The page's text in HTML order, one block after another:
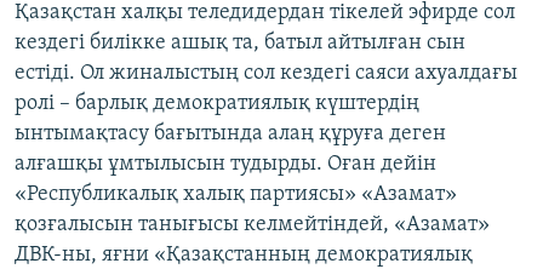
Қазақстан халқы теледидердан тікелей эфирде сол
кездегі билікке ашық та, батыл айтылған сын
естіді. Ол жиналыстың сол кездегі саяси ахуалдағы
ролі – барлық демократиялық күштердің
ынтымақтасу бағытында алаң құруға деген
алғашқы ұмтылысын тудырды. Оған дейін
«Республикалық халық партиясы» «Азамат»
қозғалысын танығысы келмейтіндей, «Азамат»
ДВК-ны, яғни «Қазақстанның демократиялық